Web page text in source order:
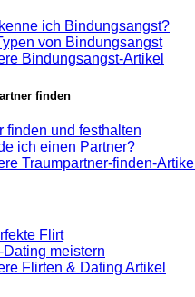
ich Bindungsangst?
von Bindungsangst
Bindungsangst-Artikel
finden
finden und festhalten
ich einen Partner?
Traumpartner-finden-Artikel
Flirt
meistern
Flirten & Dating Artikel